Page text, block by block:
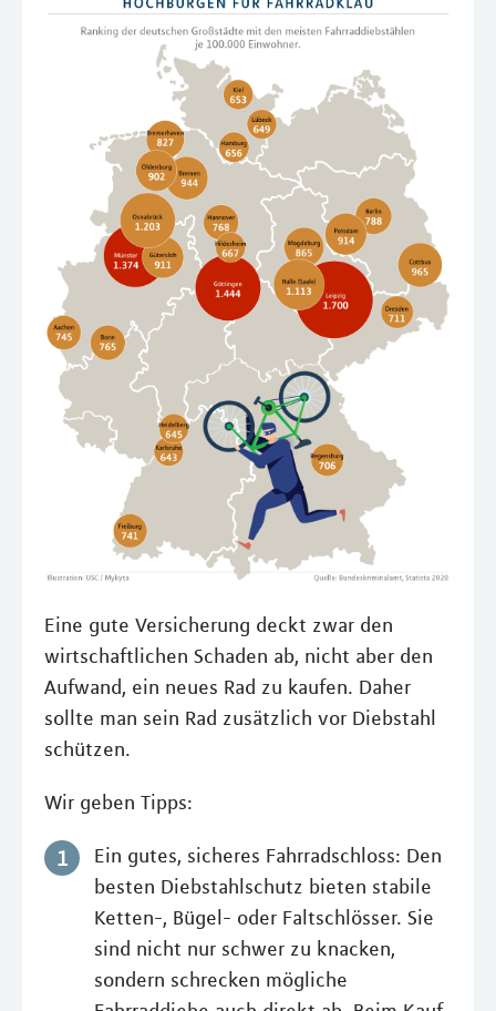
Eine gute Versicherung deckt zwar den
wirtschaftlichen Schaden ab, nicht aber den
Aufwand, ein neues Rad zu kaufen. Daher
sollte man sein Rad zusätzlich vor Diebstahl
schützen.
Wir geben Tipps:
Ein gutes, sicheres Fahrradschloss: Den
besten Diebstahlschutz bieten stabile
Ketten-, Bügel- oder Faltschlösser. Sie
sind nicht nur schwer zu knacken,
sondern schrecken mögliche